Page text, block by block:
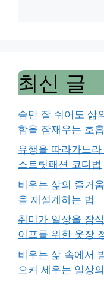
최신 글
숨만 잘 쉬어도 삶
함을 잠재우는 호
유행을 따라가느라
스트릿패션 코디법
비우는 삶의 즐거
을 재설계하는 법
취미가 일상을 잠
이프를 위한 옷장
비우는 삶 속에서
으켜 세우는 일상